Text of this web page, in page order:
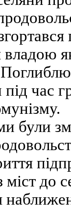
владою
час
були
міст до